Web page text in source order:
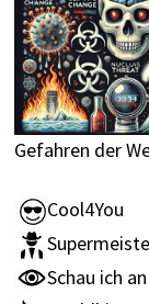
Gefahren der
Cool4You
Schau ich an